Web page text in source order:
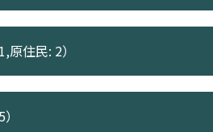
住民: 2）